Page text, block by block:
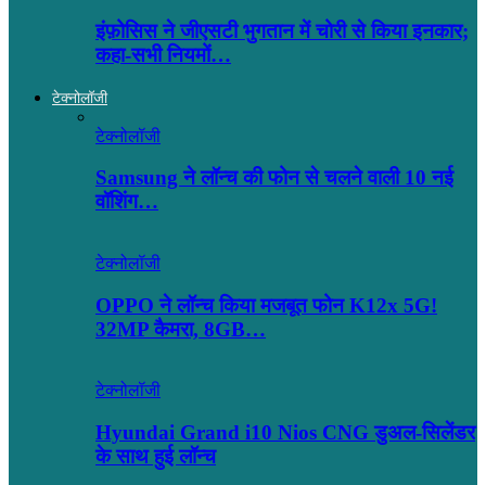
इंफ़ोसिस ने जीएसटी भुगतान में चोरी से किया इनकार;
कहा-सभी नियमों…
टेक्नोलॉजी
टेक्नोलॉजी
Samsung ने लॉन्च की फोन से चलने वाली 10 नई
वॉशिंग…
टेक्नोलॉजी
OPPO ने लॉन्‍च किया मजबूत फोन K12x 5G!
32MP कैमरा, 8GB…
टेक्नोलॉजी
Hyundai Grand i10 Nios CNG डुअल-सिलेंडर
के साथ हुई लॉन्च